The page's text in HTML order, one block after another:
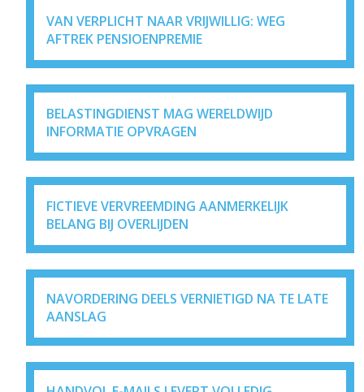
VAN VERPLICHT NAAR VRIJWILLIG: WEG
AFTREK PENSIOENPREMIE
BELASTINGDIENST MAG WERELDWIJD
INFORMATIE OPVRAGEN
FICTIEVE VERVREEMDING AANMERKELIJK
BELANG BIJ OVERLIJDEN
NAVORDERING DEELS VERNIETIGD NA TE LATE
AANSLAG